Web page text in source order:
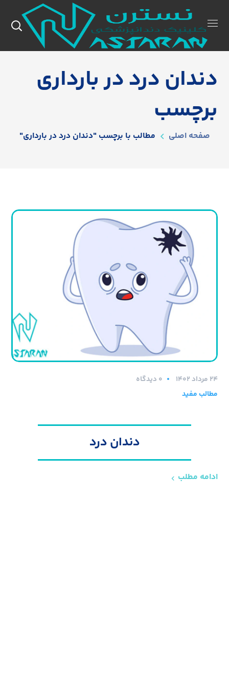
دندان درد در بارداری
برچسب
صفحه اصلی مطالب با برچسب "دندان درد در بارداری"
۲۴ مرداد ۱۴۰۲
0 دیدگاه
مطالب مفید
دندان درد
ادامه مطلب